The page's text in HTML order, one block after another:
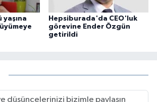
yaşına
Hepsiburada'da CEO'luk
görevine Ender Özgün
getirildi